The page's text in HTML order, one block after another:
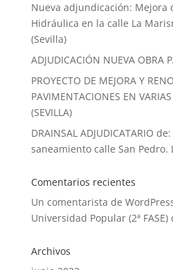
Nueva adjundicación: Mejora
Hidráulica en la calle La
(Sevilla)
ADJUDICACIÓN NUEVA OBRA
PROYECTO DE MEJORA Y
PAVIMENTACIONES EN
(SEVILLA)
DRAINSAL ADJUDICATARIO
saneamiento calle San Pedro.
Comentarios recientes
Un comentarista de
Universidad Popular (2ª
Archivos